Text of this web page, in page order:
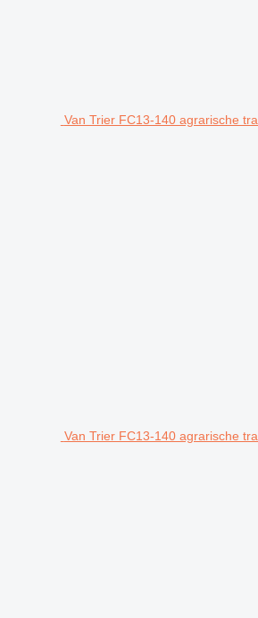
Van Trier FC13-140 agrarische
Van Trier FC13-140 agrarische